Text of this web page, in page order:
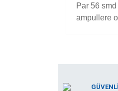
Par 56
ampullere
Ürün